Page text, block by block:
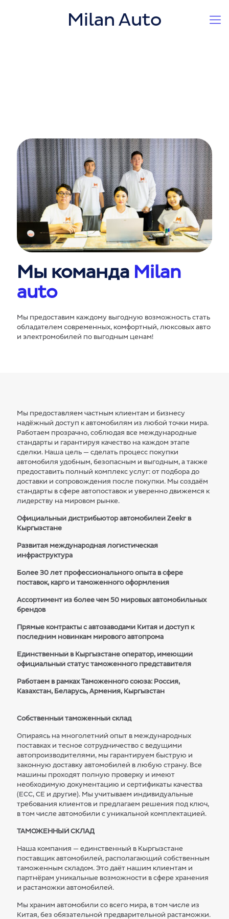
Milan Auto
Мы команда Milan
auto
Мы предоставим каждому выгодную возможность стать
обладателем современных, комфортный, люксовых авто
и электромобилей по выгодным ценам!
Мы предоставляем частным клиентам и бизнесу
надёжный доступ к автомобилям из любой точки мира.
Работаем прозрачно, соблюдая все международные
стандарты и гарантируя качество на каждом этапе
сделки. Наша цель — сделать процесс покупки
автомобиля удобным, безопасным и выгодным, а также
предоставить полный комплекс услуг: от подбора до
доставки и сопровождения после покупки. Мы создаём
стандарты в сфере автопоставок и уверенно движемся к
лидерству на мировом рынке.
Официальный дистрибьютор автомобилей Zeekr в
Кыргызстане
Развитая международная логистическая
инфраструктура
Более 30 лет профессионального опыта в сфере
поставок, карго и таможенного оформления
Ассортимент из более чем 50 мировых автомобильных
брендов
Прямые контракты с автозаводами Китая и доступ к
последним новинкам мирового автопрома
Единственный в Кыргызстане оператор, имеющий
официальный статус таможенного представителя
Работаем в рамках Таможенного союза: Россия,
Казахстан, Беларусь, Армения, Кыргызстан
Собственный таможенный склад
Опираясь на многолетний опыт в международных
поставках и тесное сотрудничество с ведущими
автопроизводителями, мы гарантируем быструю и
законную доставку автомобилей в любую страну. Все
машины проходят полную проверку и имеют
необходимую документацию и сертификаты качества
(ECC, CE и другие). Мы учитываем индивидуальные
требования клиентов и предлагаем решения под ключ,
в том числе автомобили с уникальной комплектацией.
ТАМОЖЕННЫЙ СКЛАД
Наша компания — единственный в Кыргызстане
поставщик автомобилей, располагающий собственным
таможенным складом. Это даёт нашим клиентам и
партнёрам уникальные возможности в сфере хранения
и растаможки автомобилей.
Мы храним автомобили со всего мира, в том числе из
Китая, без обязательной предварительной растаможки.